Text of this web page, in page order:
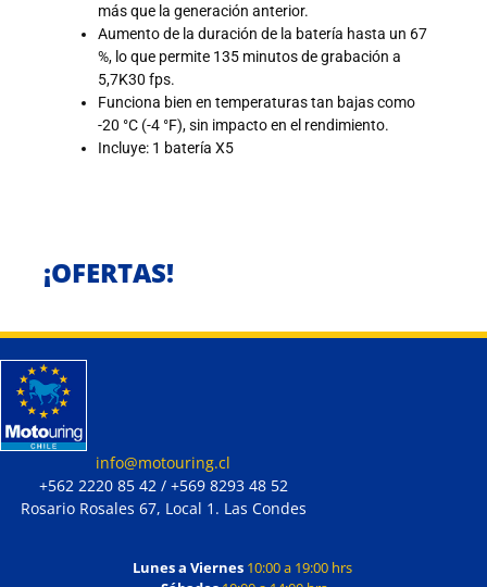
más que la generación anterior.
Aumento de la duración de la batería hasta un 67
%, lo que permite 135 minutos de grabación a
5,7K30 fps.
Funciona bien en temperaturas tan bajas como
-20 °C (-4 °F), sin impacto en el rendimiento.
Incluye: 1 batería X5
¡OFERTAS!
info@motouring.cl
+562 2220 85 42 / +569 8293 48 52
Rosario Rosales 67, Local 1. Las Condes
Lunes a Viernes 10:00 a 19:00 hrs